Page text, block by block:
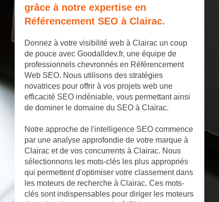
grâce à notre expertise en
Référencement SEO à Clairac.
Donnez à votre visibilité web à Clairac un coup
de pouce avec Goodalldev.fr, une équipe de
professionnels chevronnés en Référencement
Web SEO. Nous utilisons des stratégies
novatrices pour offrir à vos projets web une
efficacité SEO indéniable, vous permettant ainsi
de dominer le domaine du SEO à Clairac.
Notre approche de l'intelligence SEO commence
par une analyse approfondie de votre marque à
Clairac et de vos concurrents à Clairac. Nous
sélectionnons les mots-clés les plus appropriés
qui permettent d'optimiser votre classement dans
les moteurs de recherche à Clairac. Ces mots-
clés sont indispensables pour diriger les moteurs